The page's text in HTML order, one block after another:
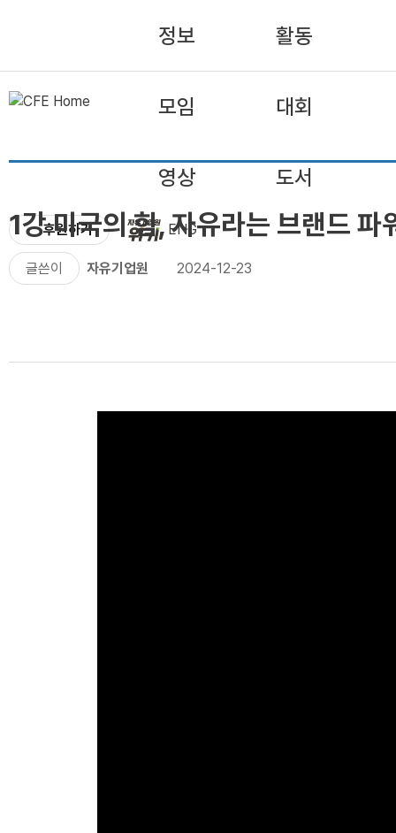
정보 활동
모임 대회
영상 도서
후원하기 ENG
1강 미국의 힘, 자유라는 브랜드
글쓴이 자유기업원 2024-12-23